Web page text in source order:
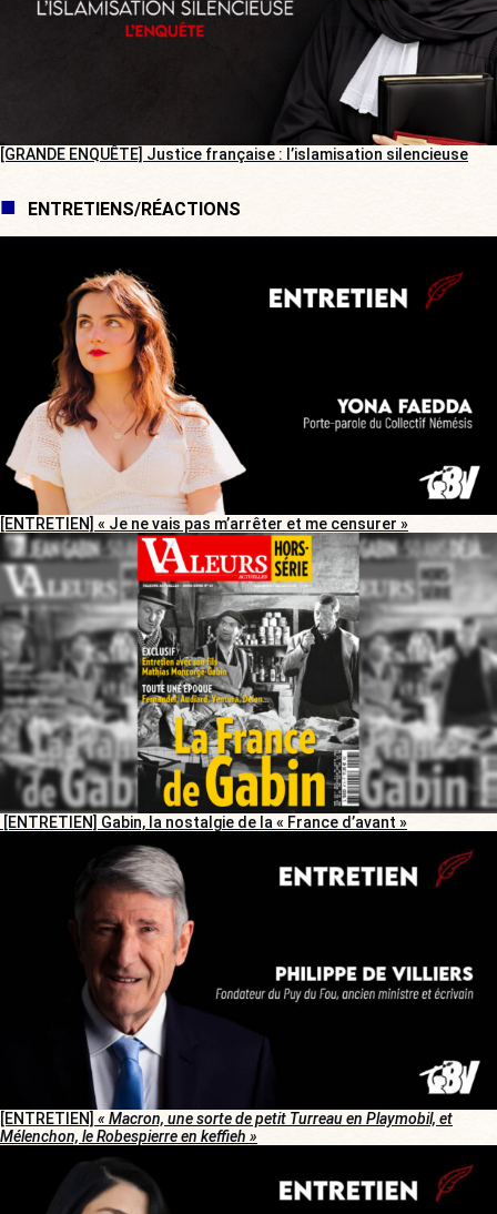
[GRANDE ENQUÊTE] Justice française : l’islamisation silencieuse
ENTRETIENS/RÉACTIONS
[ENTRETIEN] « Je ne vais pas m’arrêter et me censurer »
[ENTRETIEN] Gabin, la nostalgie de la « France d’avant »
[ENTRETIEN] « Macron, une sorte de petit Turreau en Playmobil, et
Mélenchon, le Robespierre en keffieh »